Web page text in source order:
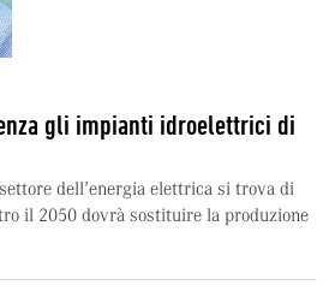
gli impianti idroelettrici di
dell’energia elettrica si trova di
il 2050 dovrà sostituire la produzione